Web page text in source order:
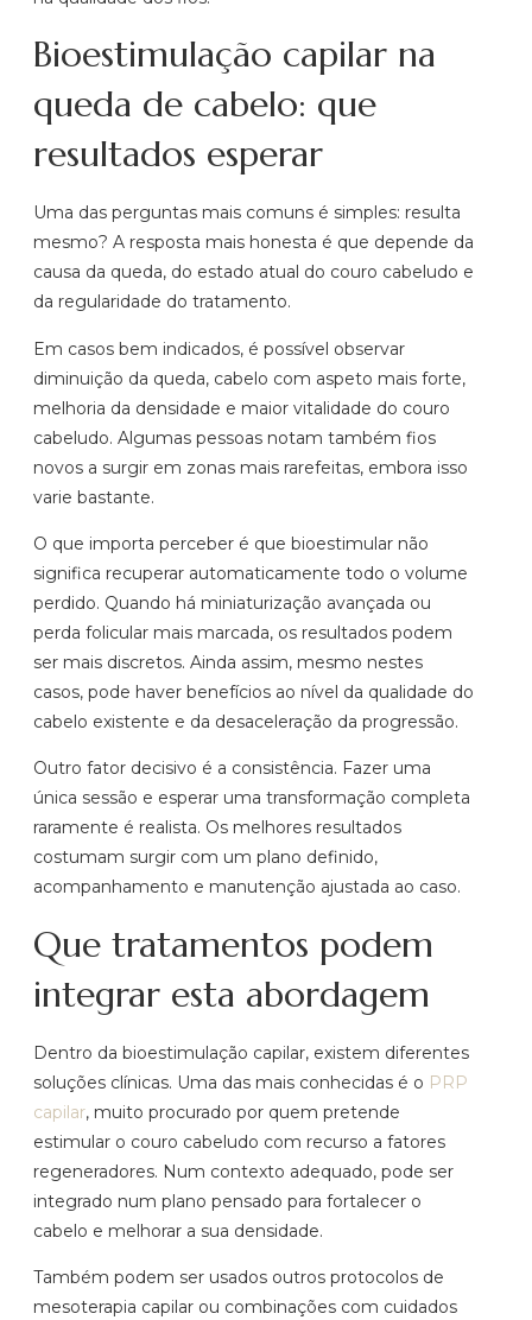
Bioestimulação capilar na
queda de cabelo: que
resultados esperar
Uma das perguntas mais comuns é simples: resulta
mesmo? A resposta mais honesta é que depende da
causa da queda, do estado atual do couro cabeludo e
da regularidade do tratamento.
Em casos bem indicados, é possível observar
diminuição da queda, cabelo com aspeto mais forte,
melhoria da densidade e maior vitalidade do couro
cabeludo. Algumas pessoas notam também fios
novos a surgir em zonas mais rarefeitas, embora isso
varie bastante.
O que importa perceber é que bioestimular não
significa recuperar automaticamente todo o volume
perdido. Quando há miniaturização avançada ou
perda folicular mais marcada, os resultados podem
ser mais discretos. Ainda assim, mesmo nestes
casos, pode haver benefícios ao nível da qualidade do
cabelo existente e da desaceleração da progressão.
Outro fator decisivo é a consistência. Fazer uma
única sessão e esperar uma transformação completa
raramente é realista. Os melhores resultados
costumam surgir com um plano definido,
acompanhamento e manutenção ajustada ao caso.
Que tratamentos podem
integrar esta abordagem
Dentro da bioestimulação capilar, existem diferentes
soluções clínicas. Uma das mais conhecidas é o PRP
capilar, muito procurado por quem pretende
estimular o couro cabeludo com recurso a fatores
regeneradores. Num contexto adequado, pode ser
integrado num plano pensado para fortalecer o
cabelo e melhorar a sua densidade.
Também podem ser usados outros protocolos de
mesoterapia capilar ou combinações com cuidados